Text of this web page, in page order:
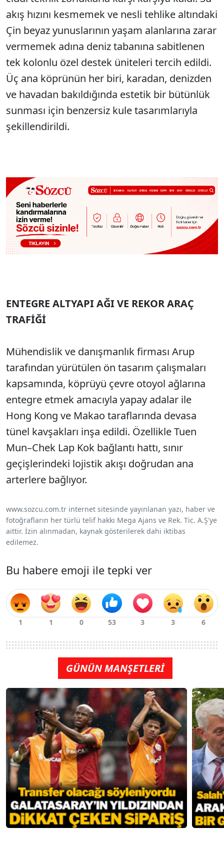
akış hızını kesmemek ve nesli tehlike altındaki
Çin beyaz yunuslarının yaşam alanlarına zarar
vermemek adına deniz tabanına sabitlenen
tek kolonlu özel destek üniteleri tercih edildi.
Üç ana köprünün her biri, karadan, denizden
ve havadan bakıldığında estetik bir bütünlük
sunması için benzersiz kule tasarımlarıyla
şekillendirildi.
ENTEGRE ALTYAPI AĞI VE REKOR ARAÇ
TRAFİĞİ
Mühendislik ve danışmanlık firması Arup
tarafından yürütülen ön tasarım çalışmaları
kapsamında, köprüyü çevre otoyol ağlarına
entegre etmek amacıyla yapay adalar ile
Hong Kong ve Makao taraflarında devasa
tünel kavşakları inşa edildi. Özellikle Tuen
Mun–Chek Lap Kok bağlantı hattı, sınır
geçişlerindeki lojistik akışı doğrudan ana
arterlere bağlıyor.
www.sozcu.com.tr internet sitesinde yayınlanan yazı, haber ve
fotoğrafların her türlü telif hakkı Mega Ajans ve Rek. Tic. A.Ş'ye
aittir. İzin alınmadan, kaynak gösterilerek dahi iktibas
edilemez.
Bu habere emoji ile tepki ver
GÜNÜN MANŞETLERİ